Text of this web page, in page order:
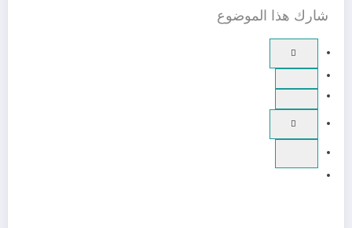
شارك هذا الموضوع